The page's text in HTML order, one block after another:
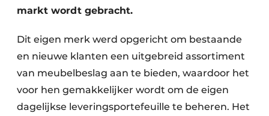
markt wordt gebracht.
Dit eigen merk werd opgericht om bestaande
en nieuwe klanten een uitgebreid assortiment
van meubelbeslag aan te bieden, waardoor het
voor hen gemakkelijker wordt om de eigen
dagelijkse leveringsportefeuille te beheren. Het